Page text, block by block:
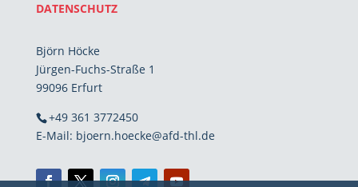
DATENSCHUTZ
Björn Höcke
Jürgen-Fuchs-Straße 1
99096 Erfurt
+49 361 3772450
E-Mail: bjoern.hoecke@afd-thl.de